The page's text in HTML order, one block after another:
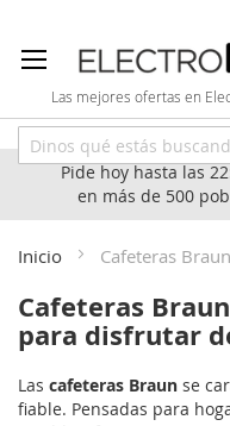
al
contenido
Las mejores ofertas en
Pide hoy hasta las
en más de 500
Inicio Cafeteras Braun
Cafeteras
para disfrutar
Las cafeteras Braun se
fiable. Pensadas para